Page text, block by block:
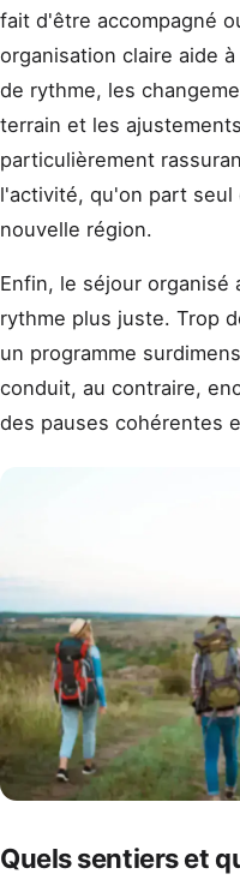
fait d'être accompagné
organisation claire aide
de rythme, les
terrain et les
particulièrement
l'activité, qu'on part
nouvelle région.
Enfin, le séjour organisé
rythme plus juste. Trop
un programme
conduit, au contraire,
des pauses cohérentes
Quels sentiers et